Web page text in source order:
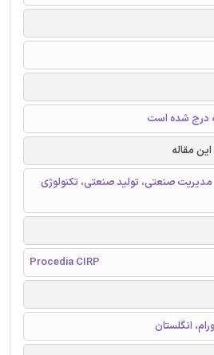
درج شده است
مقاله
صنعتی، تولید صنعتی، تکنولوژی
Procedia CIRP
انگلستان